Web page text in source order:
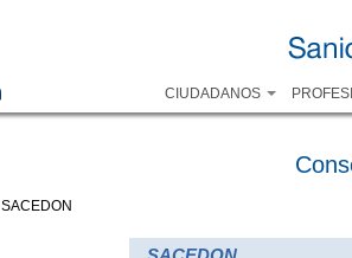
CIUDADANOS
SACEDON